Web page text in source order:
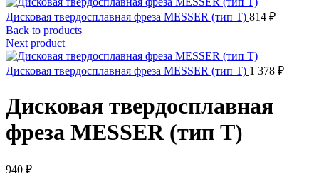
Дисковая твердосплавная фреза MESSER (тип Т) 814 ₽
Back to products
Next product
Дисковая твердосплавная фреза MESSER (тип Т) 1 378 ₽
Дисковая твердосплавная
фреза MESSER (тип Т)
940 ₽